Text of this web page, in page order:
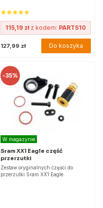
115,19 złz kodem: PARTS10
127,99 zł Do koszyka
-35%
W magazynie
Sram XX1 Eagle część
przerzutki
Zestaw oryginalnych części do
przerzutki Sram XX1 Eagle.